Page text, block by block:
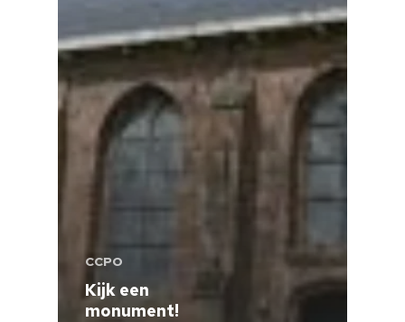
CCPO
Kijk een
monument!
Cultuuragenda
Voor